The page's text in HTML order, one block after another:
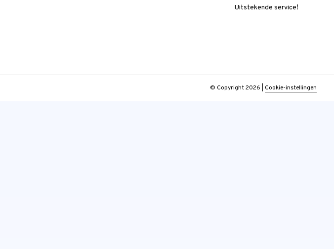
Uitstekende service!
© Copyright 2026 Cookie-instellingen